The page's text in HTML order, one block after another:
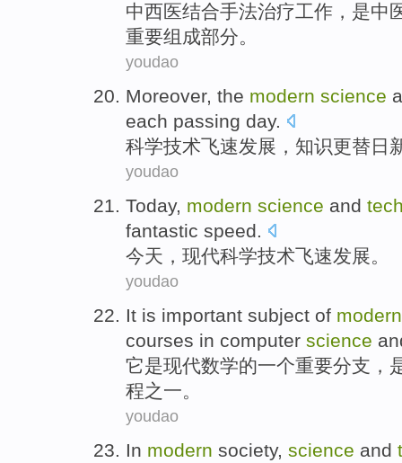
中西医结合手法治疗工作， 是中
重要组成部分。
youdao
Moreover, the modern science
each passing day.
科学技术飞速发展，知识更替 日
youdao
Today, modern science and
fantastic speed.
今天 ， 现代科学技术飞速发展。
youdao
It is important subject of modern
courses in computer science
它是现代数学的一个重要分支，
程之一。
youdao
In modern society, science and